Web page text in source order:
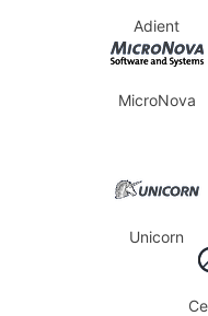
Adient
MicroNova
Unicorn